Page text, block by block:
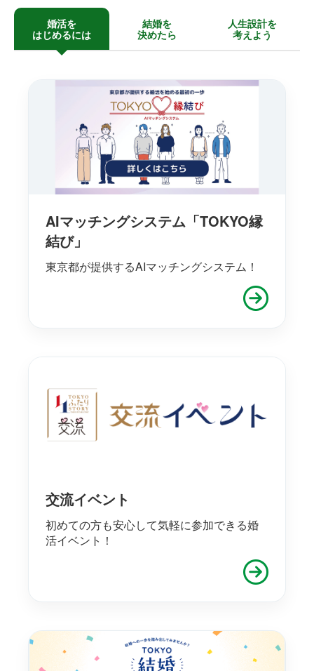
婚活を
はじめるには
結婚を
決めたら
人生設計を
考えよう
AIマッチングシステム「TOKYO縁
結び」
東京都が提供するAIマッチングシステム！
交流イベント
初めての方も安心して気軽に参加できる婚
活イベント！